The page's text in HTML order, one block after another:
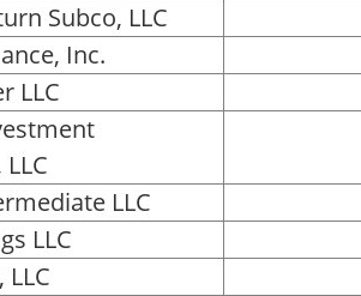
Subco, LLC
Inc.
LLC
LLC
LLC